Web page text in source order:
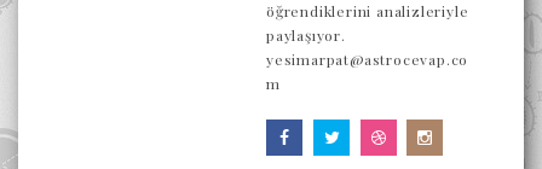
öğrendiklerini analizleriyle
paylaşıyor.
yesimarpat@astrocevap.co
m